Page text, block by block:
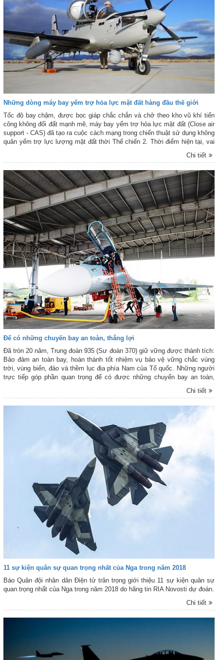
Những dòng máy bay yểm trợ hỏa lực mặt đất hàng đầu thế giới
Tốc độ bay chậm, được bọc giáp chắc chắn và chở theo kho vũ khí tiến
công không đối đất mạnh mẽ, máy bay yểm trợ hỏa lực mặt đất (Close air
support - CAS) đã tạo ra cuộc cách mạng trong chiến thuật sử dụng không
quân yểm trợ lực lượng mặt đất thời Thế chiến 2. Thời điểm hiện tại, vai
Chi tiết
Để có những chuyến bay an toàn, thắng lợi
Đã tròn 20 năm, Trung đoàn 935 (Sư đoàn 370) giữ vững được thành tích:
Bảo đảm an toàn bay, hoàn thành tốt nhiệm vụ bảo vệ vững chắc vùng
trời, vùng biển, đảo và thềm lục địa phía Nam của Tổ quốc. Những người
trực tiếp góp phần quan trọng để có được những chuyến bay an toàn,
Chi tiết
11 sự kiện quân sự quan trọng nhất của Nga trong năm 2018
Báo Quân đội nhân dân Điện tử trân trọng giới thiệu 11 sự kiện quân sự
quan trọng nhất của Nga trong năm 2018 do hãng tin RIA Novosti dự đoán.
Chi tiết